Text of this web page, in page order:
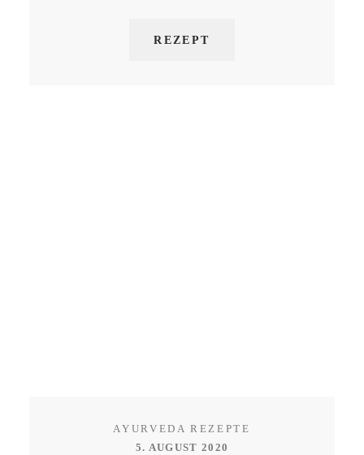
REZEPT
AYURVEDA REZEPTE
5. AUGUST 2020